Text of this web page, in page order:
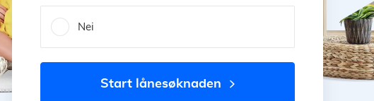
Nei
start lånesøknaden